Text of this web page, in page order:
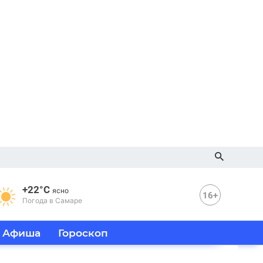
+22°C ясно
Погода в Самаре
16+
Афиша Гороскоп